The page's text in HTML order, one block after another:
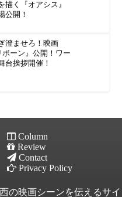
描く『オアシス』
公開！
澄ませろ！映画
ボーン』公開！ワー
台挨拶開催！
Column
Review
Contact
Privacy Policy
の映画シーンを伝えるサイ